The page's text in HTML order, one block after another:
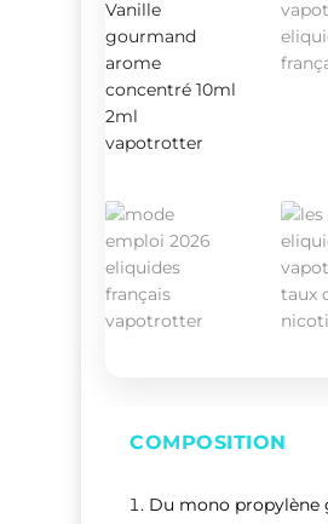
COMPOSITION
Du mono propylène